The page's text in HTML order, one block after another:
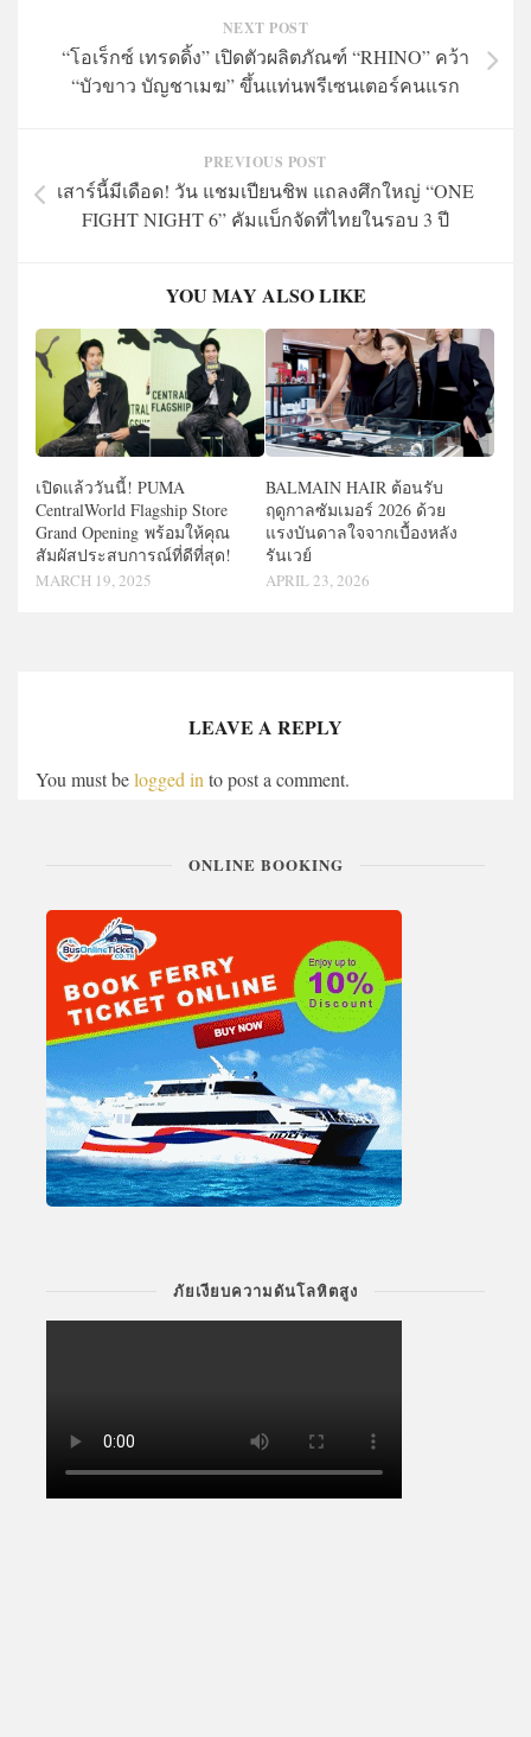
NEXT POST
“โอเร็กซ์ เทรดดิ้ง” เปิดตัวผลิตภัณฑ์ “RHINO” คว้า
“บัวขาว บัญชาเมฆ” ขึ้นแท่นพรีเซนเตอร์คนแรก
PREVIOUS POST
เสาร์นี้มีเดือด! วัน แชมเปียนชิพ แถลงศึกใหญ่ “ONE
FIGHT NIGHT 6” คัมแบ็กจัดที่ไทยในรอบ 3 ปี
YOU MAY ALSO LIKE
เปิดแล้ววันนี้! PUMA
CentralWorld Flagship Store
Grand Opening พร้อมให้คุณ
สัมผัสประสบการณ์ที่ดีที่สุด!
MARCH 19, 2025
BALMAIN HAIR ต้อนรับ
ฤดูกาลซัมเมอร์ 2026 ด้วย
แรงบันดาลใจจากเบื้องหลัง
รันเวย์
APRIL 23, 2026
LEAVE A REPLY
You must belogged in to post a comment.
ONLINE BOOKING
ภัยเงียบความดันโลหิตสูง